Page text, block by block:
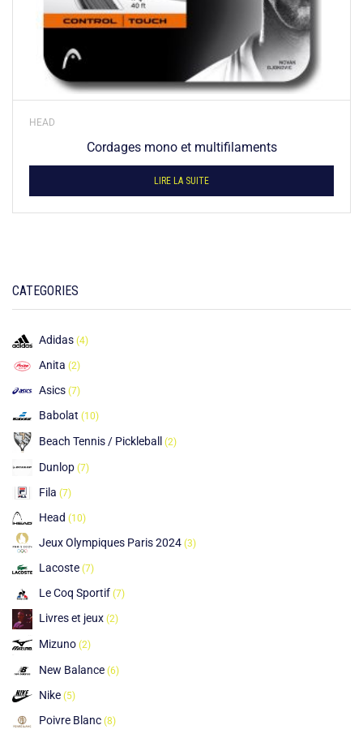
HEAD
Cordages mono et multifilaments
LIRE LA SUITE
CATEGORIES
Adidas (4)
Anita (2)
Asics (7)
Babolat (10)
Beach Tennis / Pickleball (2)
Dunlop (7)
Fila (7)
Head (10)
Jeux Olympiques Paris 2024 (3)
Lacoste (7)
Le Coq Sportif (7)
Livres et jeux (2)
Mizuno (2)
New Balance (6)
Nike (5)
Poivre Blanc (8)